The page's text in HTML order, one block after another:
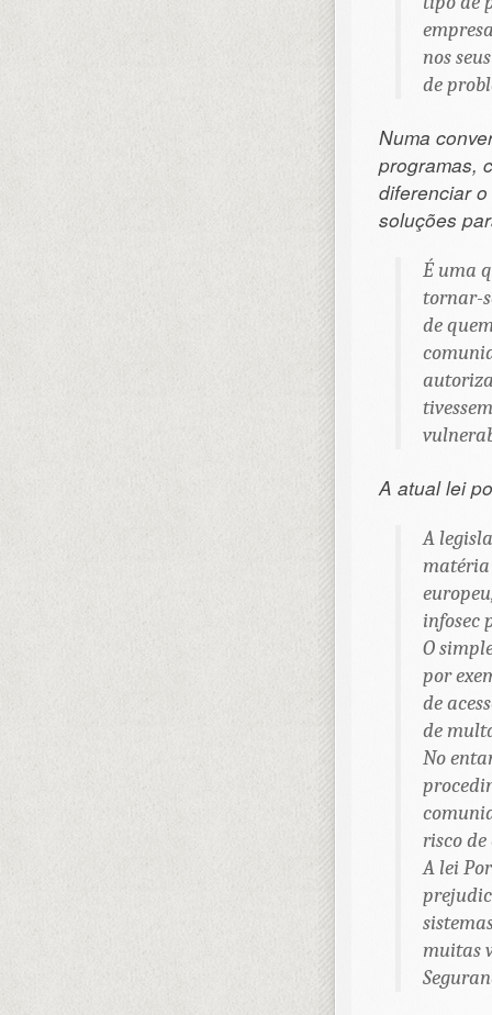
nos
de
Numa
programas,
diferenciar
soluções
É uma
tornar-
de
A atual lei
A
matéria
infosec
O
por
de
de
No
risco
A lei
muitas